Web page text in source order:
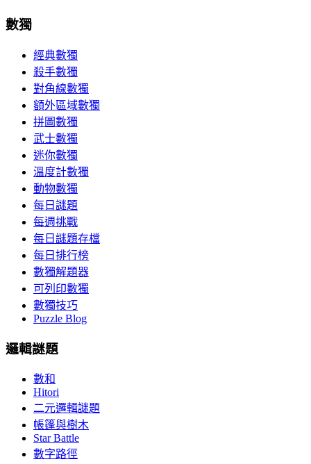
數獨
經典數獨
殺手數獨
對角線數獨
額外區域數獨
拼圖數獨
武士數獨
迷你數獨
溫度計數獨
動物數獨
每日謎題
每週挑戰
每日謎題存檔
每日排行榜
數獨解題器
可列印數獨
數獨技巧
Puzzle Blog
邏輯謎題
數和
Hitori
二元邏輯謎題
帳篷與樹木
Star Battle
數字路徑